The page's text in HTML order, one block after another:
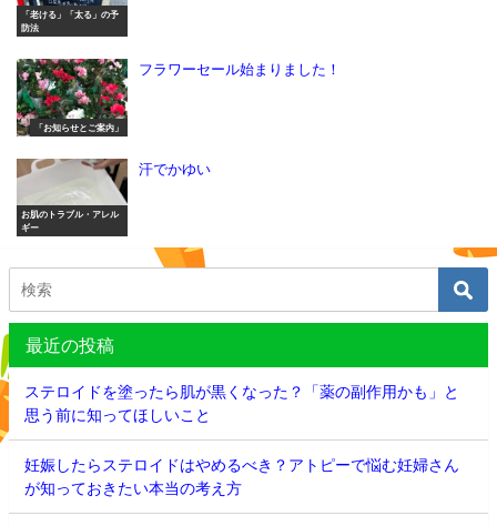
「老ける」「太る」の予
防法
「お知らせとご案内」
フラワーセール始まりました！
お肌のトラブル・アレル
ギー
汗でかゆい
最近の投稿
ステロイドを塗ったら肌が黒くなった？「薬の副作用かも」と
思う前に知ってほしいこと
妊娠したらステロイドはやめるべき？アトピーで悩む妊婦さん
が知っておきたい本当の考え方